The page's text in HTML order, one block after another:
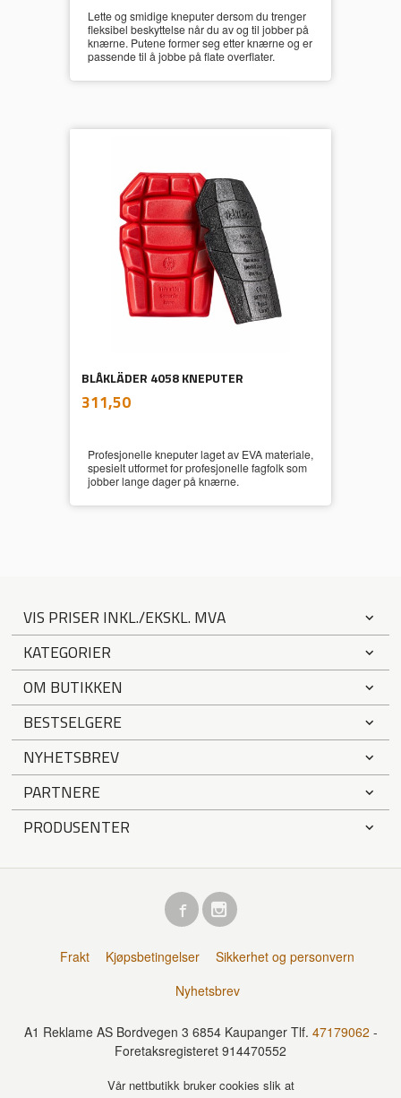
Lette og smidige kneputer dersom du trenger
fleksibel beskyttelse når du av og til jobber på
knærne. Putene former seg etter knærne og er
passende til å jobbe på flate overflater.
BLÅKLÄDER 4058 KNEPUTER
Pris
311,50mva.
Profesjonelle kneputer laget av EVA materiale,
spesielt utformet for profesjonelle fagfolk som
jobber lange dager på knærne.
VIS PRISER INKL./EKSKL. MVA
KATEGORIER
OM BUTIKKEN
BESTSELGERE
NYHETSBREV
PARTNERE
PRODUSENTER
Frakt Kjøpsbetingelser
Sikkerhet og personvern
Nyhetsbrev
A1 Reklame AS Bordvegen 3 6854 Kaupanger Tlf. 47179062 -
Foretaksregisteret 914470552
Vår nettbutikk bruker cookies slik at